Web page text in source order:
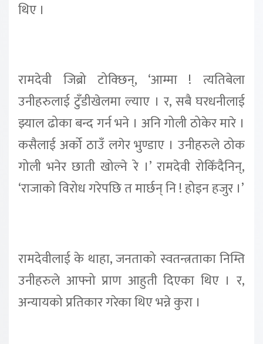
थिए ।
रामदेवी जिब्रो टोक्छिन्, ‘आम्मा ! त्यतिबेला
उनीहरुलाई टुँडीखेलमा ल्याए । र, सबै घरधनीलाई
झ्याल ढोका बन्द गर्न भने । अनि गोली ठोकेर मारे ।
कसैलाई अर्को ठाउँ लगेर भुण्डाए । उनीहरुले ठोक
गोली भनेर छाती खोल्ने रे ।’ रामदेवी रोकिँदैनिन्,
‘राजाको विरोध गरेपछि त मार्छन् नि ! होइन हजुर ।’
रामदेवीलाई के थाहा, जनताको स्वतन्त्रताका निम्ति
उनीहरुले आफ्नो प्राण आहुती दिएका थिए । र,
अन्यायको प्रतिकार गरेका थिए भन्ने कुरा ।